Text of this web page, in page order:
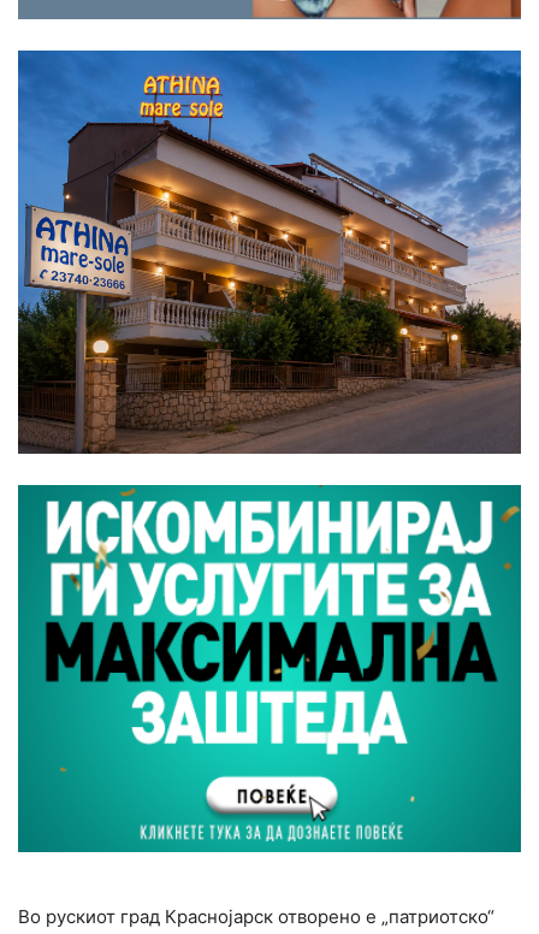
Во рускиот град Краснојарск отворено е „патриотско“